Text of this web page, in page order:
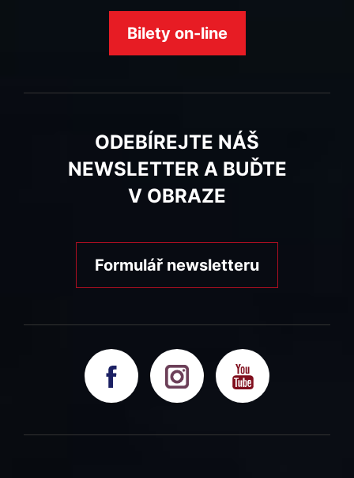
Bilety on-line
ODEBÍREJTE NÁŠ
NEWSLETTER A BUĎTE
V OBRAZE
Formulář newsletteru